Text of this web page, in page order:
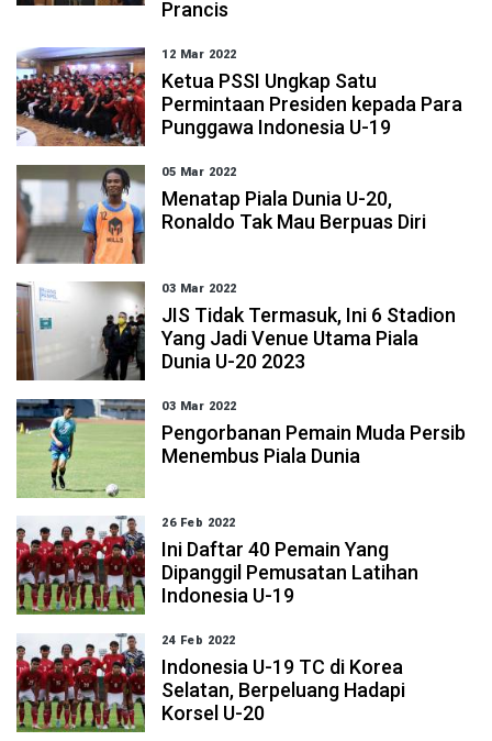
Prancis
12 Mar 2022
Ketua PSSI Ungkap Satu
Permintaan Presiden kepada Para
Punggawa Indonesia U-19
05 Mar 2022
Menatap Piala Dunia U-20,
Ronaldo Tak Mau Berpuas Diri
03 Mar 2022
JIS Tidak Termasuk, Ini 6 Stadion
Yang Jadi Venue Utama Piala
Dunia U-20 2023
03 Mar 2022
Pengorbanan Pemain Muda Persib
Menembus Piala Dunia
26 Feb 2022
Ini Daftar 40 Pemain Yang
Dipanggil Pemusatan Latihan
Indonesia U-19
24 Feb 2022
Indonesia U-19 TC di Korea
Selatan, Berpeluang Hadapi
Korsel U-20